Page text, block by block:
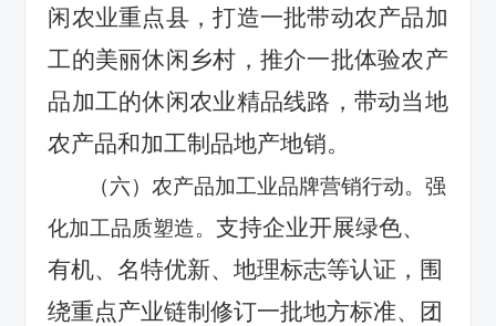
闲农业重点县，打造一批带动农产品加
工的美丽休闲乡村，推介一批体验农产
品加工的休闲农业精品线路，带动当地
农产品和加工制品地产地销。
（六）农产品加工业品牌营销行动。强
化加工品质塑造。支持企业开展绿色、
有机、名特优新、地理标志等认证，围
绕重点产业链制修订一批地方标准、团